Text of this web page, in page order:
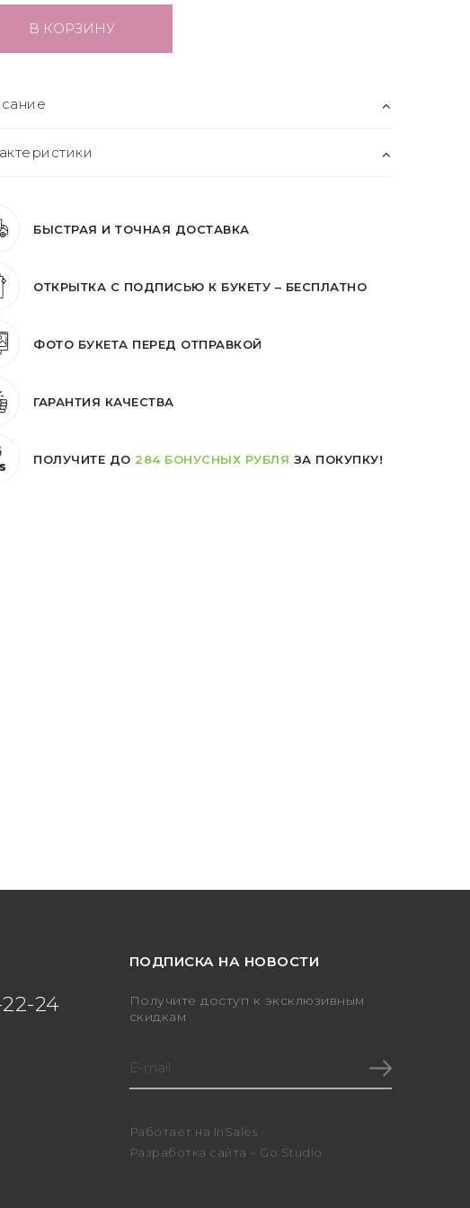
В КОРЗИНУ
БЫСТРАЯ И ТОЧНАЯ ДОСТАВКА
ОТКРЫТКА С ПОДПИСЬЮ К БУКЕТУ – БЕСПЛАТНО
ФОТО БУКЕТА ПЕРЕД ОТПРАВКОЙ
ГАРАНТИЯ КАЧЕСТВА
ПОЛУЧИТЕ ДО 284 БОНУСНЫХ РУБЛЯ ЗА ПОКУПКУ!
24
ПОДПИСКА НА НОВОСТИ
Получите доступ к эксклюзивным
скидкам
Работает на InSales
Разработка сайта – Go.Studio